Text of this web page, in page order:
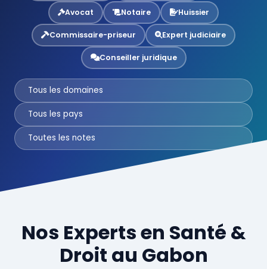
Avocat Notaire Huissier
Commissaire-priseur Expert judiciaire
Conseiller juridique
Nos Experts en Santé &
Droit au Gabon